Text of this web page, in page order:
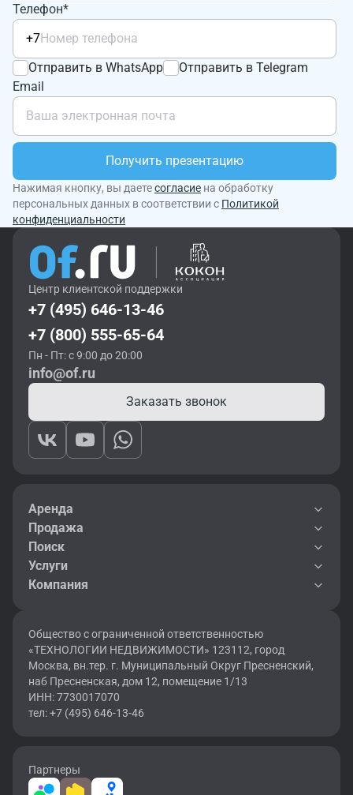
Телефон*
+7
Отправить в WhatsApp
Отправить в Telegram
Email
Получить презентацию
Нажимая кнопку, вы даетесогласие на обработку
персональных данных в соответствии с Политикой
конфиденциальности
Центр клиентской поддержки
+7 (495) 646-13-46
+7 (800) 555-65-64
Пн - Пт: с 9:00 до 20:00
info@of.ru
Заказать звонок
Аренда
Продажа
Поиск
Услуги
Компания
Общество с ограниченной ответственностью
«ТЕХНОЛОГИИ НЕДВИЖИМОСТИ» 123112, город
Москва, вн.тер. г. Муниципальный Округ Пресненский,
наб Пресненская, дом 12, помещение 1/13
ИНН: 7730017070
тел: +7 (495) 646-13-46
Партнеры